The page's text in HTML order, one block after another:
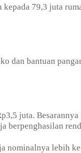
79,3 juta
dan bantuan
juta.
berpenghasilan
nominalnya lebih